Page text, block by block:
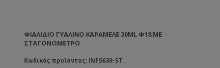
ΦΙΆΛΙΔΙΟ ΓΥΆΛΙΝΟ ΚΑΡΑΜΕΛΈ 30ML Φ18 ΜΕ
ΣΤΑΓΟΝΌΜΕΤΡΟ
Κωδικός προϊόντος: INF5630-ST